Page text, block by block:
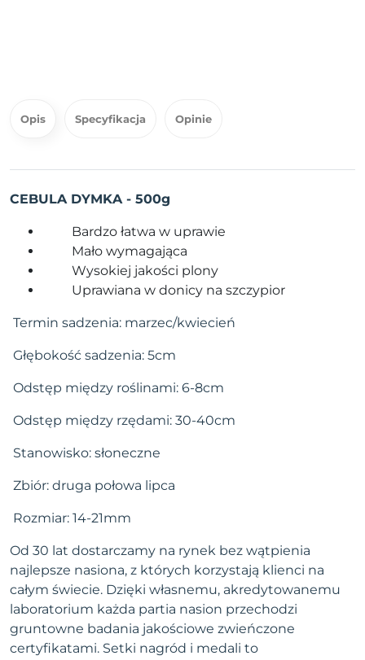
Opis Specyfikacja Opinie
CEBULA DYMKA - 500g
Bardzo łatwa w uprawie
Mało wymagająca
Wysokiej jakości plony
Uprawiana w donicy na szczypior
Termin sadzenia: marzec/kwiecień
Głębokość sadzenia: 5cm
Odstęp między roślinami: 6-8cm
Odstęp między rzędami: 30-40cm
Stanowisko: słoneczne
Zbiór: druga połowa lipca
Rozmiar: 14-21mm
Od 30 lat dostarczamy na rynek bez wątpienia
najlepsze nasiona, z których korzystają klienci na
całym świecie. Dzięki własnemu, akredytowanemu
laboratorium każda partia nasion przechodzi
gruntowne badania jakościowe zwieńczone
certyfikatami. Setki nagród i medali to